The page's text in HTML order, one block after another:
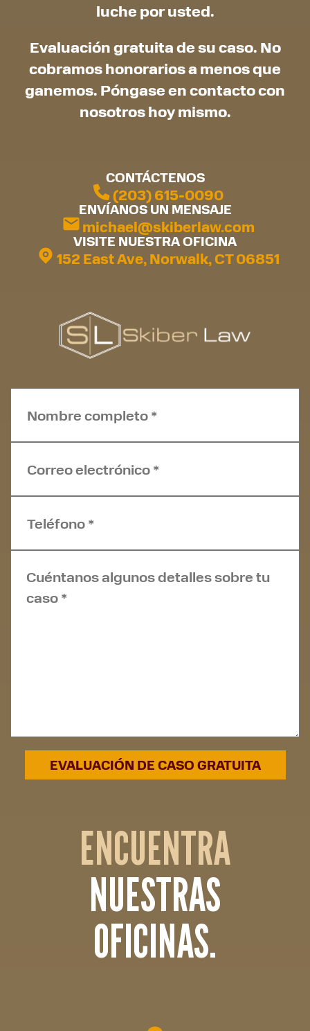
luche por usted.
Evaluación gratuita de su caso. No
cobramos honorarios a menos que
ganemos. Póngase en contacto con
nosotros hoy mismo.
CONTÁCTENOS
(203) 615-0090
ENVÍANOS UN MENSAJE
michael@skiberlaw.com
VISITE NUESTRA OFICINA
152 East Ave, Norwalk, CT 06851
ENCUENTRA
NUESTRAS
OFICINAS.